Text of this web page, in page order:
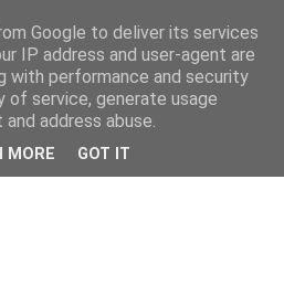
Google to deliver its services
IP address and user-agent are
with performance and security
service, generate usage
address abuse.
MORE GOT IT